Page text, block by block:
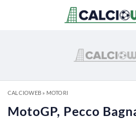
CALCIOWEB» MOTORI
MotoGP, Pecco